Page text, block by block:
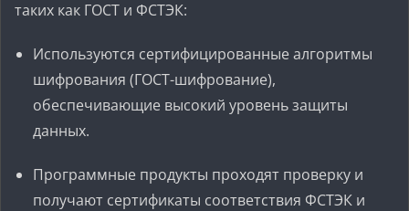
таких как ГОСТ и ФСТЭК:
Используются сертифицированные алгоритмы
шифрования (ГОСТ-шифрование),
обеспечивающие высокий уровень защиты
данных.
Программные продукты проходят проверку и
получают сертификаты соответствия ФСТЭК и